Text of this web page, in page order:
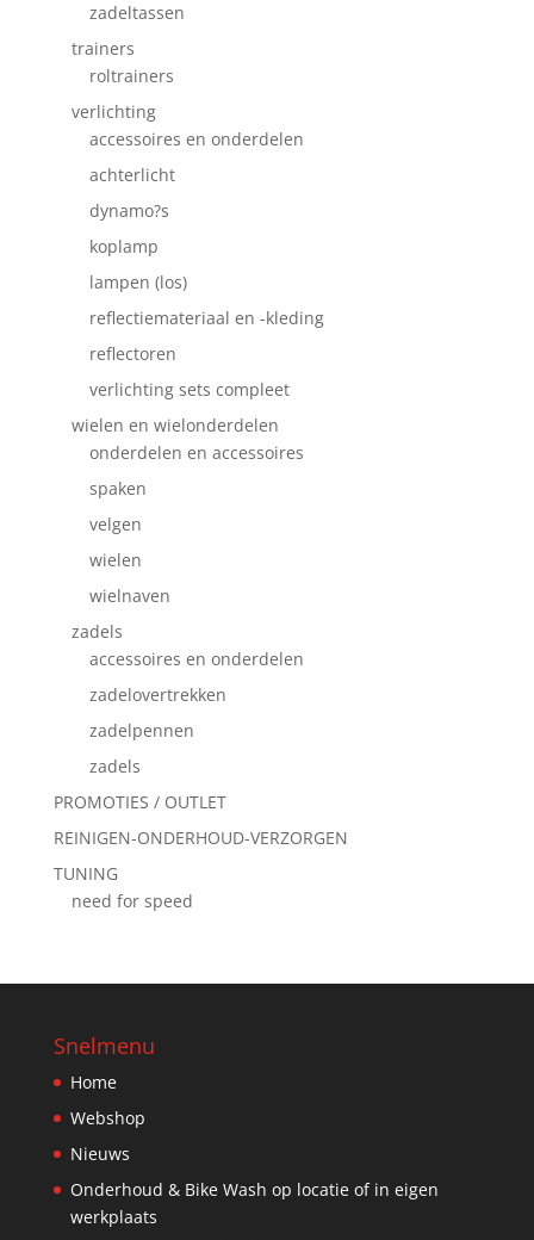
zadeltassen
trainers
roltrainers
verlichting
accessoires en onderdelen
achterlicht
dynamo?s
koplamp
lampen (los)
reflectiemateriaal en -kleding
reflectoren
verlichting sets compleet
wielen en wielonderdelen
onderdelen en accessoires
spaken
velgen
wielen
wielnaven
zadels
accessoires en onderdelen
zadelovertrekken
zadelpennen
zadels
PROMOTIES / OUTLET
REINIGEN-ONDERHOUD-VERZORGEN
TUNING
need for speed
Snelmenu
Home
Webshop
Nieuws
Onderhoud & Bike Wash op locatie of in eigen
werkplaats